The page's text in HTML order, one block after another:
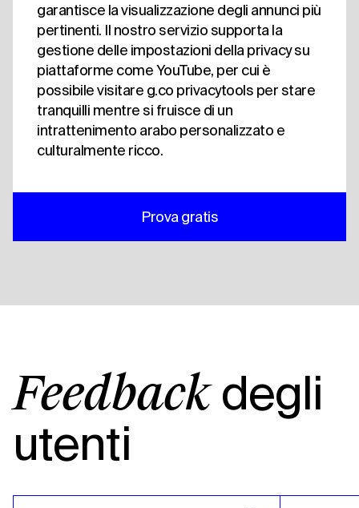
garantisce la visualizzazione degli annunci più
pertinenti. Il nostro servizio supporta la
gestione delle impostazioni della privacy su
piattaforme come YouTube, per cui è
possibile visitare g.co privacytools per stare
tranquilli mentre si fruisce di un
intrattenimento arabo personalizzato e
culturalmente ricco.
Prova gratis
Feedbackdegli
utenti